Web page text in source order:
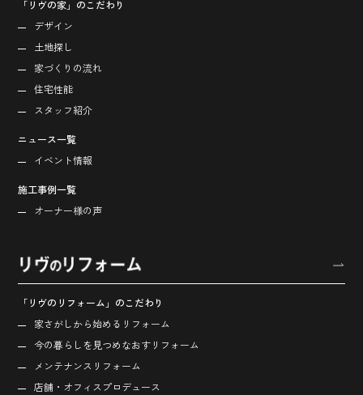
「リヴの家」のこだわり
デザイン
土地探し
家づくりの流れ
住宅性能
スタッフ紹介
ニュース一覧
イベント情報
施工事例一覧
オーナー様の声
「リヴのリフォーム」のこだわり
家さがしから始める リフォーム
今の暮らしを見つめなおす リフォーム
メンテナンスリフォーム
店舗・オフィス プロデュース